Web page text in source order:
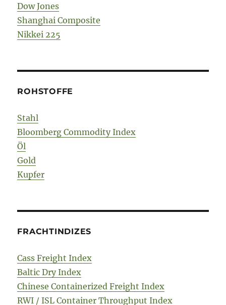
Dow Jones
Shanghai Composite
Nikkei 225
ROHSTOFFE
Stahl
Bloomberg Commodity Index
Öl
Gold
Kupfer
FRACHTINDIZES
Cass Freight Index
Baltic Dry Index
Chinese Containerized Freight Index
RWI / ISL Container Throughput Index